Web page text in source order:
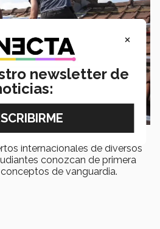
Académicosdel Tec impulsa
internacionales de diversos
conozcan de primera
de vanguardia.
×
newsletter de